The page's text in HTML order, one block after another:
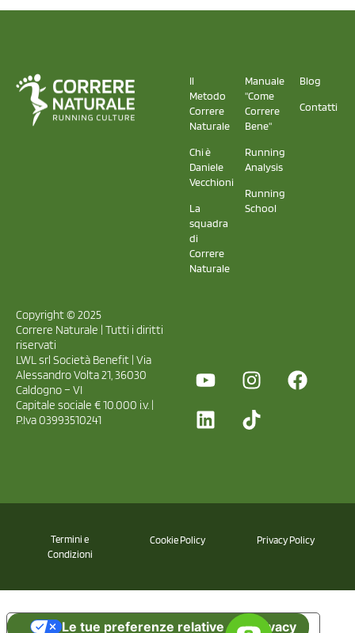
Il
Metodo
Correre
Naturale
Chi è
Daniele
Vecchioni
La
squadra
di
Correre
Naturale
Manuale
"Come
Correre
Bene"
Running
Analysis
Running
School
Blog
Contatti
Copyright © 2025
Correre Naturale | Tutti i diritti
riservati
LWL srl Società Benefit | Via
Alessandro Volta 21, 36030
Caldogno – VI
Capitale sociale € 10.000 i.v. |
P.Iva 03993510241
Termini e
Condizioni
Cookie Policy Privacy Policy
Le tue preferenze relative alla privacy